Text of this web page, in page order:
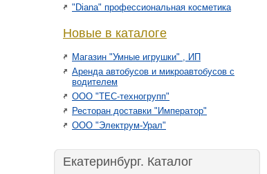
"Diana" профессиональная косметика
Новые в каталоге
Магазин "Умные игрушки" , ИП
Аренда автобусов и микроавтобусов с
водителем
ООО "ТЕС-техногрупп"
Ресторан доставки "Император"
ООО "Электрум-Урал"
Екатеринбург. Каталог